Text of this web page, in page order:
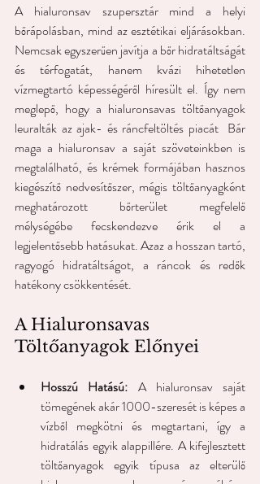
A hialuronsav szupersztár mind a helyi
bőrápolásban, mind az esztétikai eljárásokban.
Nemcsak egyszerűen javítja a bőr hidratáltságát
és térfogatát, hanem kvázi hihetetlen
vízmegtartó képességéről híresült el. Így nem
meglepő, hogy a hialuronsavas töltőanyagok
leuralták az ajak- és ráncfeltöltés piacát  Bár
maga a hialuronsav a saját szöveteinkben is
megtalálható, és krémek formájában hasznos
kiegészítő nedvesítőszer, mégis töltőanyagként
meghatározott bőrterület megfelelő
mélységébe fecskendezve érik el a
legjelentősebb hatásukat. Azaz a hosszan tartó,
ragyogó hidratáltságot, a ráncok és redők
hatékony csökkentését.
A Hialuronsavas
Töltőanyagok Előnyei
Hosszú Hatású: A hialuronsav saját
tömegének akár 1000-szeresét is képes a
vízből megkötni és megtartani, így a
hidratálás egyik alappillére. A kifejlesztett
töltőanyagok egyik típusa az elterülő